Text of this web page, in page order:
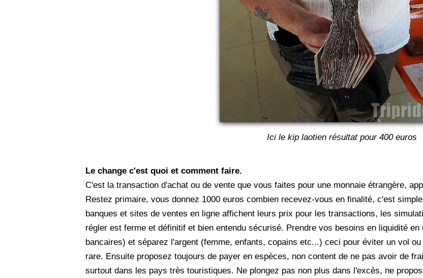
Ici le kip laotien résultat pour 400 euros
Le change c'est quoi et comment faire.
C'est la transaction d'achat ou de vente que vous faites pour une monnaie étrangère,
Restez primaire, vous donnez 1000 euros combien recevez-vous en finalité, c'est
banques et sites de ventes en ligne affichent leurs prix pour les transactions, les
régler est ferme et définitif et bien entendu sécurisé. Prendre vos besoins en liquidité
bancaires) et séparez l'argent (femme, enfants, copains etc...) ceci pour éviter un vol
rare. Ensuite proposez toujours de payer en espèces, non content de ne pas avoir de
surtout dans les pays très touristiques. Ne plongez pas non plus dans l'excès, ne